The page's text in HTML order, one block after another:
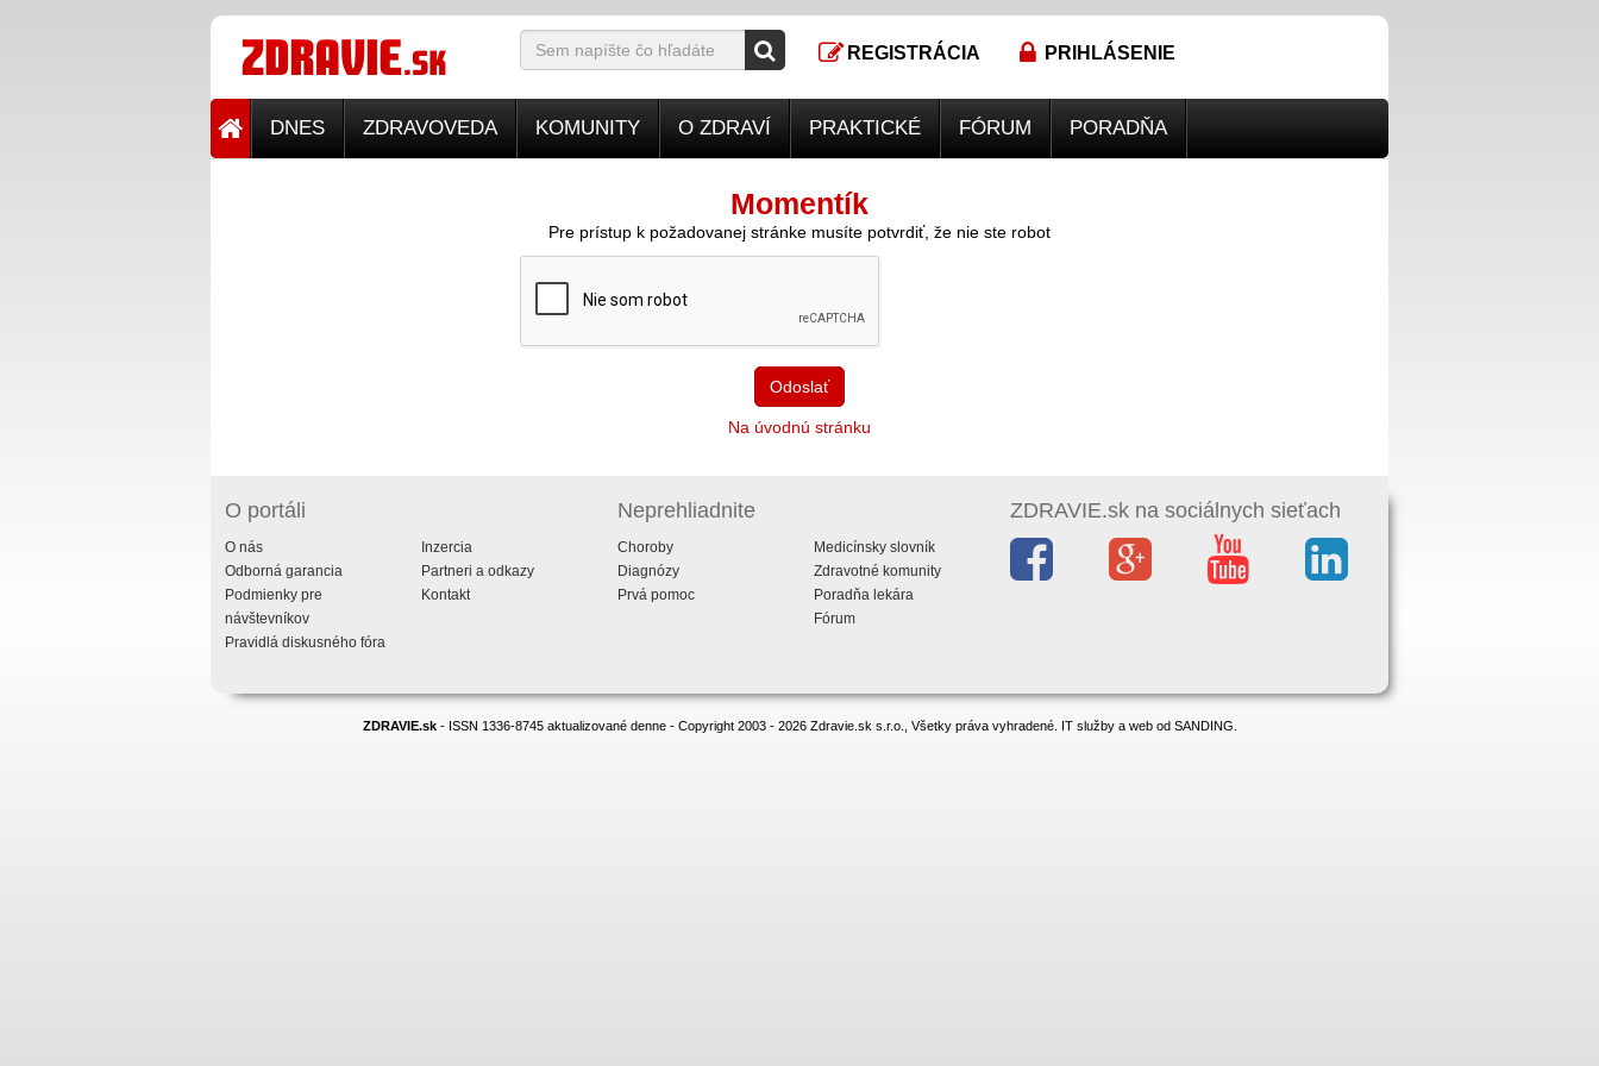
REGISTRÁCIA PRIHLÁSENIE
DNES ZDRAVOVEDA KOMUNITY O ZDRAVÍ PRAKTICKÉ FÓRUM PORADŇA
Momentík
Pre prístup k požadovanej stránke musíte potvrdiť, že nie ste robot
Odoslať
Na úvodnú stránku
O portáli
O nás
Odborná garancia
Podmienky pre
návštevníkov
Pravidlá diskusného fóra
Inzercia
Partneri a odkazy
Kontakt
Neprehliadnite
Choroby
Diagnózy
Prvá pomoc
Medicínsky slovník
Zdravotné komunity
Poradňa lekára
Fórum
ZDRAVIE.sk na sociálnych sieťach
ZDRAVIE.sk- ISSN 1336-8745 aktualizované denne - Copyright 2003 - 2026 Zdravie.sk s.r.o., Všetky práva vyhradené. IT služby a web od SANDING.